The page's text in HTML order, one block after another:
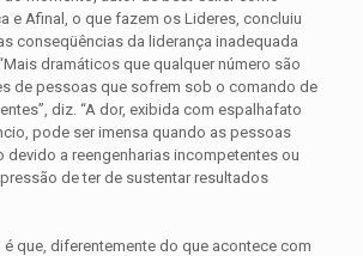
e Afinal, o que fazem os Lideres, concluiu
conseqüências da liderança inadequada
dramáticos que qualquer número são
de pessoas que sofrem sob o comando de
diz. “A dor, exibida com espalhafato
pode ser imensa quando as pessoas
devido a reengenharias incompetentes ou
de ter de sustentar resultados
que, diferentemente do que acontece com